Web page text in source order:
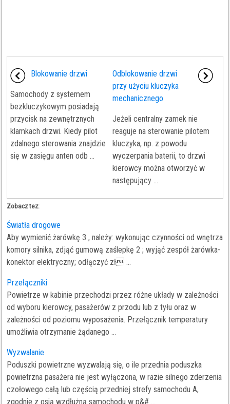
Blokowanie drzwi
Samochody z systemem
bezkluczykowym posiadają
przycisk na zewnętrznych
klamkach drzwi. Kiedy pilot
zdalnego sterowania znajdzie
się w zasięgu anten odb ...
Odblokowanie drzwi
przy użyciu kluczyka
mechanicznego
Jeżeli centralny zamek nie
reaguje na sterowanie pilotem
kluczyka, np. z powodu
wyczerpania baterii, to drzwi
kierowcy można otworzyć w
następujący ...
Zobacz tez:
Światła drogowe
Aby wymienić żarówkę 3 , należy: wykonując czynności od wnętrza
komory silnika, zdjąć gumową zaślepkę 2 ; wyjąć zespół żarówka-
konektor elektryczny; odłączyć zł ...
Przełączniki
Powietrze w kabinie przechodzi przez różne układy w zależności
od wyboru kierowcy, pasażerów z przodu lub z tyłu oraz w
zależności od poziomu wyposażenia. Przełącznik temperatury
umożliwia otrzymanie żądanego ...
Wyzwalanie
Poduszki powietrzne wyzwalają się, o ile przednia poduszka
powietrzna pasażera nie jest wyłączona, w razie silnego zderzenia
czołowego całą lub częścią przedniej strefy samochodu A,
zgodnie z osią wzdłużną samochodu w p&# ...